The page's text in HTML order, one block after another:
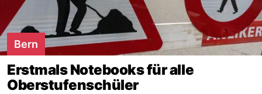
Bern
Erstmals Notebooks für alle
Oberstufenschüler